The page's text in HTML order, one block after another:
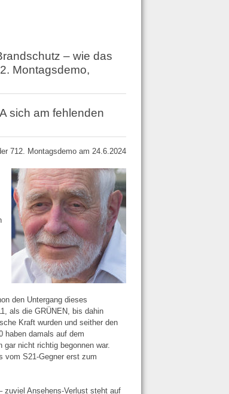
– wie das
Montagsdemo,
sich am fehlenden
712. Montagsdemo am 24.6.2024
den Untergang dieses
als die GRÜNEN, bis dahin
Kraft wurden und seither den
haben damals auf dem
nicht richtig begonnen war.
vom S21-Gegner erst zum
zuviel Ansehens-Verlust steht auf